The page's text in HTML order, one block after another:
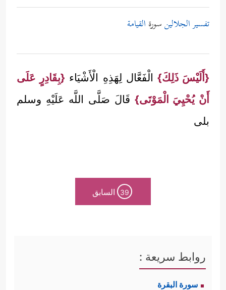
تفسير الجلالينسورة القيامة
{أَلَيْسَ ذَلِكَ} الْفَعَّال لِهَذِهِ الْأَشْيَاء {بِقَادِرٍ عَلَى
أَنْ يُحْيِيَ الْمَوْتَى} قَالَ صَلَّى اللَّه عَلَيْهِ وسلم
بلى
39 السابق
روابط سريعة :
سورة البقرة